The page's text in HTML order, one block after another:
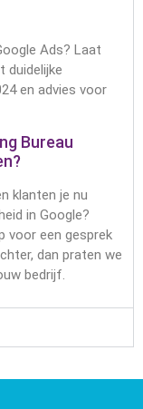
Ads? Laat
duidelijke
en advies voor
Bureau
klanten je nu
in Google?
voor een gesprek
dan praten we
bedrijf.